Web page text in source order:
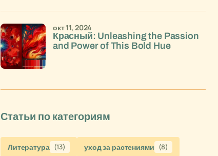
Красный: Unleashing the Passion
and Power of This Bold Hue
окт 11, 2024
Статьи по категориям
Литература (13) уход за растениями (8)